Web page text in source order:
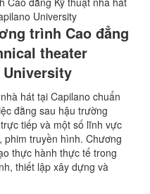
trình Cao đẳng
theater
hát tại Capilano chuẩn
đằng sau hậu trường
tiếp và một số lĩnh vực
phim truyền hình. Chương
thực hành thực tế trong
thiết lập xây dựng và